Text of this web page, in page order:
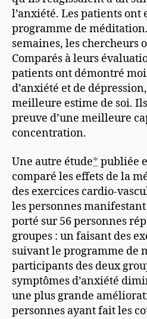
l’anxiété. Les patients ont
programme de
semaines, les chercheurs
Comparés à leurs
patients ont démontré
d’anxiété et de
meilleure estime de soi.
preuve d’une meilleure
concentration.
Une autre étude* publiée
comparé les effets de la
des exercices cardio-
les personnes manifestant
porté sur 56 personnes
groupes : un faisant des
suivant le programme de
participants des deux
symptômes d’anxiété
une plus grande
personnes ayant fait les